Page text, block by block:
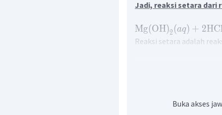
Jadi, reaksi setara dari
Mg(OH)2 (aq) + 2
Reaksi setara adalah
Muatan reaktan sama
dengan inspeksi, yaitu
Buka akses